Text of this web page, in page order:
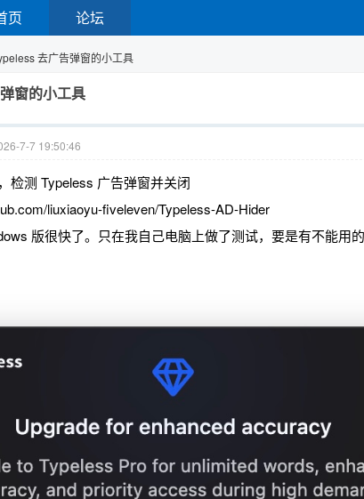
页 论坛
去广告弹窗的小工具
窗的小工具
7-7 19:50:46
检测 Typeless 广告弹窗并关闭
liuxiaoyu-fiveleven/Typeless-AD-Hider
版很快了。只在我自己电脑上做了测试，要是有不能用